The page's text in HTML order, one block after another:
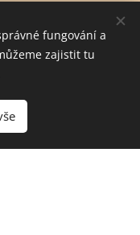
fungování a
zajistit tu